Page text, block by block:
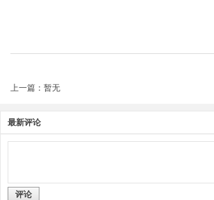
上一篇：暂无
最新评论
评论